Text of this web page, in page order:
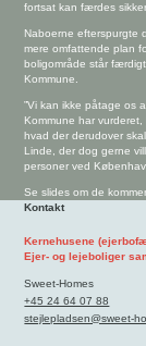
fortsat kan færdes
Naboerne efterspurgte
mere omfattende plan
boligområde står
Kommune.
”Vi kan ikke påtage os
Kommune har
hvad der derudover
Linde, der dog gerne
personer ved
Se slides om de
Kontakt
Kernehusene
Ejer- og lejeboliger
Sweet-Homes
+45 24 64 07 88
stejlepladsen@sweet-